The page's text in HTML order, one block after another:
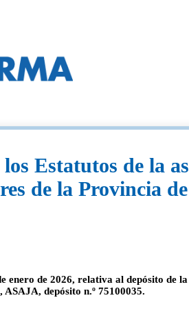
Estatutos de la
de la Provincia
enero de 2026, relativa al depósito
depósito n.º 75100035.